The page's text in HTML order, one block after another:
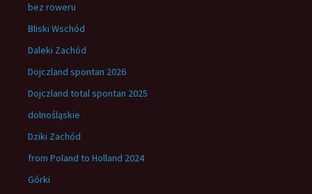
bez roweru
Bliski Wschód
Daleki Zachód
Dojczland spontan 2026
Dojczland total spontan 2025
dolnośląskie
Dziki Zachód
from Poland to Holland 2024
Górki